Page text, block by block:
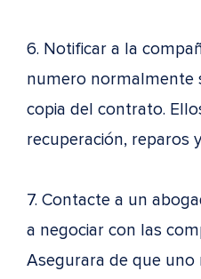
6. Notificar a la
numero normalmente
copia del contrato.
recuperación, reparos
7. Contacte a un
a negociar con las
Asegurara de que uno